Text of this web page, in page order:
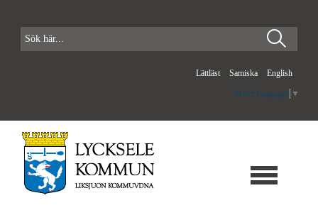
Lättläst Samiska English
Select Language ▼